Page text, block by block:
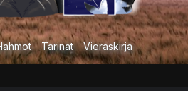
Tarinat Vieraskirja